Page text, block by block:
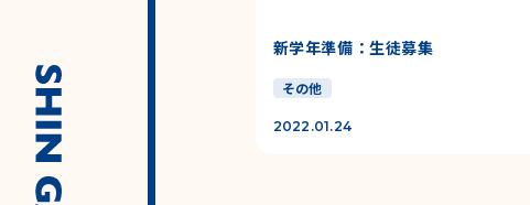
新学年準備：生徒募集
その他
2022.01.24